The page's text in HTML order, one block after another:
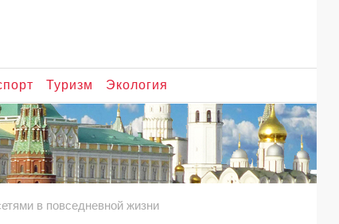
Туризм Экология
в повседневной жизни